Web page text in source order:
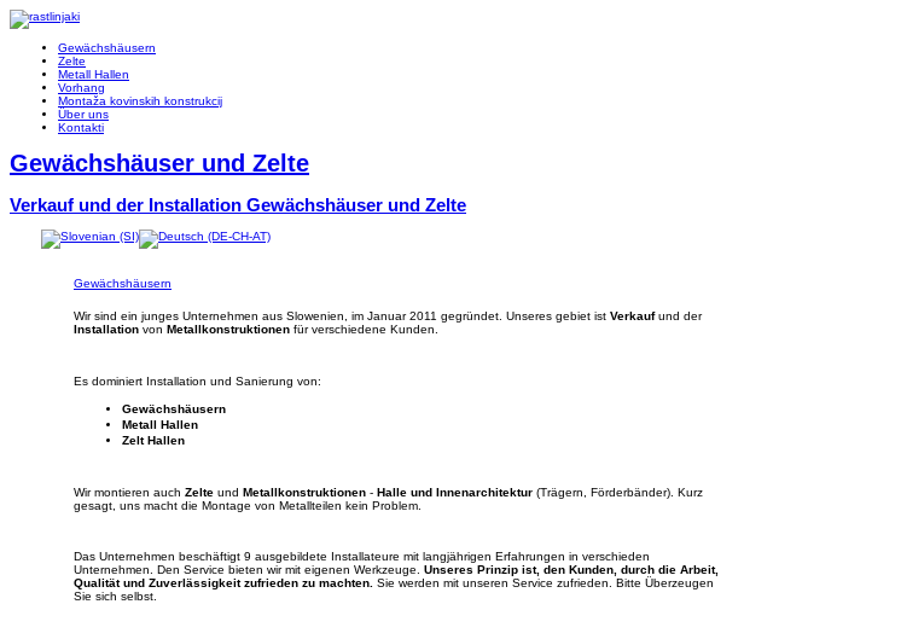
Gewächshäusern
Zelte
Metall Hallen
Vorhang
Montaža kovinskih konstrukcij
Über uns
Kontakti
Gewächshäuser und Zelte
Verkauf und der Installation Gewächshäuser und Zelte
Gewächshäusern
Wir sind ein junges Unternehmen aus Slowenien, im Januar 2011 gegründet. Unseres gebiet ist Verkaufund der
Installation von Metallkonstruktionen für verschiedene Kunden.
Es dominiert Installation und Sanierung von:
Gewächshäusern
Metall Hallen
Zelt Hallen
Wir montieren auch Zelte und Metallkonstruktionen - Halle und Innenarchitektur (Trägern, Förderbänder). Kurz
gesagt, uns macht die Montage von Metallteilen kein Problem.
Das Unternehmen beschäftigt 9 ausgebildete Installateure mit langjährigen Erfahrungen in verschieden
Unternehmen. Den Service bieten wir mit eigenen Werkzeuge. Unseres Prinzip ist, den Kunden, durch die Arbeit,
Qualität und Zuverlässigkeit zufrieden zu machten. Sie werden mit unseren Service zufrieden. Bitte Überzeugen
Sie sich selbst.